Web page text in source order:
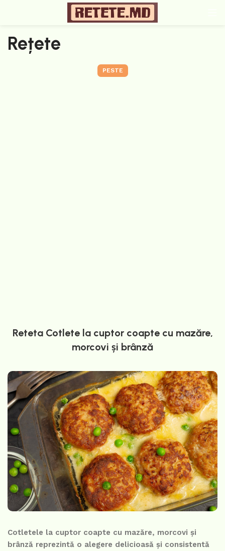
Rețete
PESTE
Reteta Cotlete la cuptor coapte cu mazăre,
morcovi și brânză
Cotletele la cuptor coapte cu mazăre, morcovi și
brânză reprezintă o alegere delicioasă și consistentă